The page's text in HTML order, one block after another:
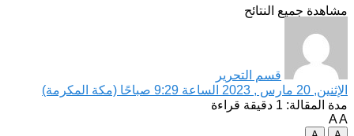
مشاهدة جميع النتائح
قسم التحرير
الإثنين, 20 مارس , 2023 الساعة 9:29 صباحًا (مكة المكرمة)
مدة المقالة: 1 دقيقة قراءة
AA